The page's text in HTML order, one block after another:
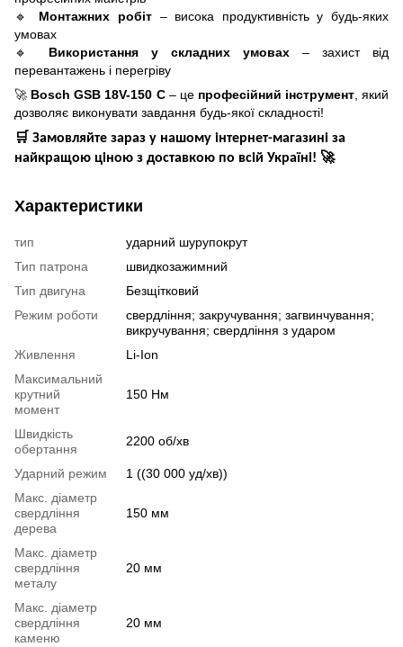
🔹
Монтажних робіт– висока продуктивність у будь-яких
умовах
🔹
Використання у складних умовах – захист від
перевантажень і перегріву
🚀 Bosch GSB 18V-150 C– це професійний інструмент, який
дозволяє виконувати завдання будь-якої складності!
🛒 Замовляйте зараз у нашому інтернет-магазині за
найкращою ціною з доставкою по всій Україні! 🚀
Характеристики
тип
ударний шурупокрут
Тип патрона
швидкозажимний
Тип двигуна
Безщітковий
Режим роботи
свердління; закручування; загвинчування;
викручування; свердління з ударом
Живлення
Li-Ion
Максимальний
крутний
момент
150 Нм
Швидкість
обертання
2200 об/хв
Ударний режим
1 ((30 000 уд/хв))
Макс. діаметр
свердління
дерева
150 мм
Макс. діаметр
свердління
металу
20 мм
Макс. діаметр
свердління
каменю
20 мм